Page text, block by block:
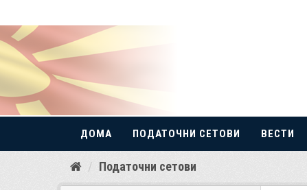
Прескокнете
ДОМА ПОДАТОЧНИ СЕТОВИ ВЕСТИ
Податочни сетови